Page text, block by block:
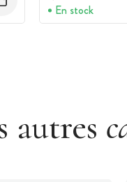
En stock
autres